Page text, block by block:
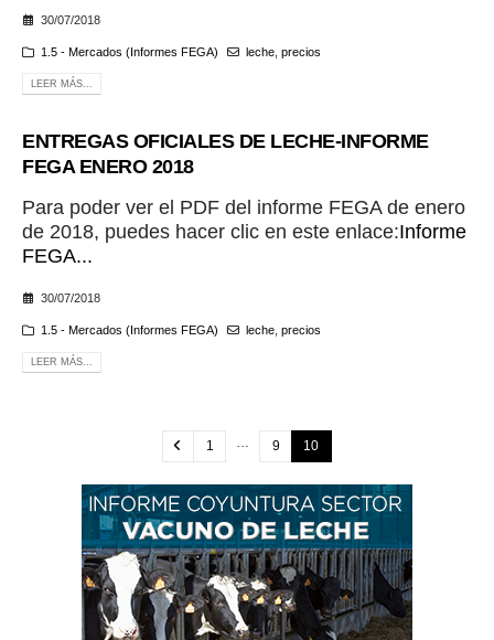
30/07/2018
1.5 - Mercados (Informes FEGA) leche, precios
LEER MÁS...
ENTREGAS OFICIALES DE LECHE-INFORME
FEGA ENERO 2018
Para poder ver el PDF del informe FEGA de enero
de 2018, puedes hacer clic en este enlace:Informe
FEGA...
30/07/2018
1.5 - Mercados (Informes FEGA) leche, precios
LEER MÁS...
1 … 9 10